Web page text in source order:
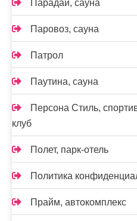
Парадай, сауна
Паровоз, сауна
Патрол
Паутина, сауна
Персона Стиль,
клуб
Полет, парк-отель
Политика
Прайм, автокомплекс